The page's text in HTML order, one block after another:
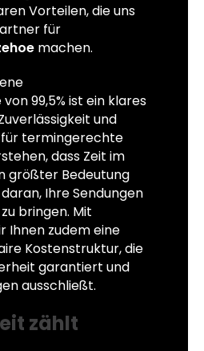
Vorteilen, die uns
für
machen.
99,5% ist ein klares
und
termingerechte
dass Zeit im
größter Bedeutung
Ihre Sendungen
bringen. Mit
Ihnen zudem eine
Kostenstruktur, die
garantiert und
ausschließt.
zählt